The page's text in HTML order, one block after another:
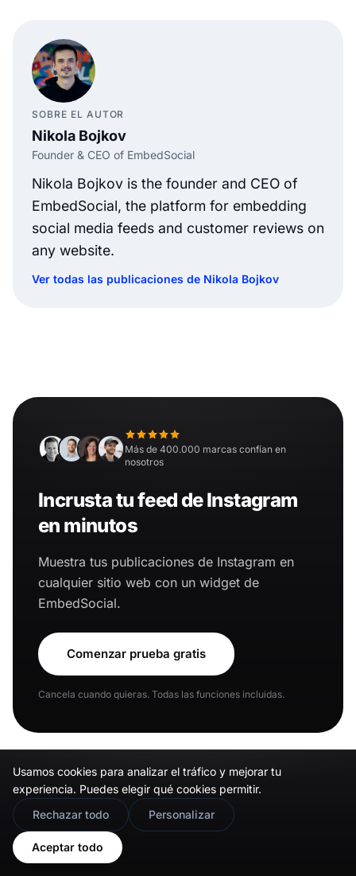
SOBRE EL AUTOR
Nikola Bojkov
Founder & CEO of EmbedSocial
Nikola Bojkov is the founder and CEO of
EmbedSocial, the platform for embedding
social media feeds and customer reviews on
any website.
Ver todas las publicaciones de Nikola Bojkov
Más de 400.000 marcas confían en
nosotros
Incrusta tu feed de Instagram
en minutos
Muestra tus publicaciones de Instagram en
cualquier sitio web con un widget de
EmbedSocial.
Comenzar prueba gratis
Cancela cuando quieras. Todas las funciones incluidas.
Publicaciones
Usamos cookies para analizar el tráfico y mejorar tu
experiencia. Puedes elegir qué cookies permitir.
Rechazar todo
Personalizar
Aceptar todo
🇬🇧 Would you prefer this site in English?
View in English